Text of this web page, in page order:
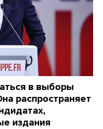
в выборы
распространяет
издания